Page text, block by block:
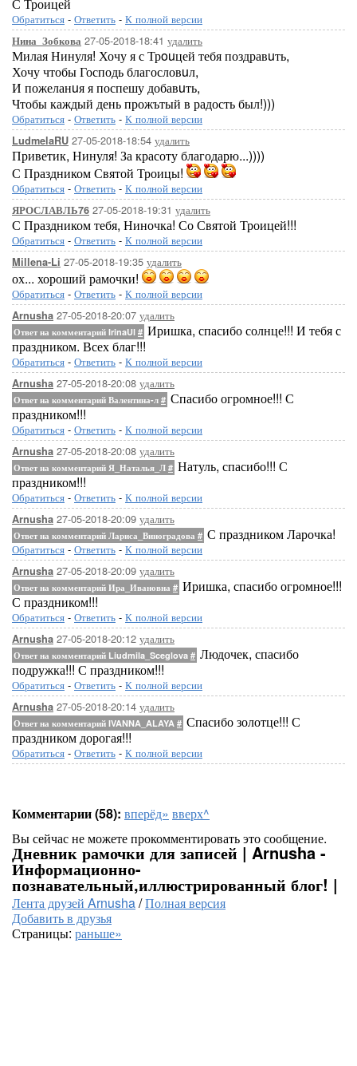
Обратиться - Ответить - К полной версии
Нина_Зобкова 27-05-2018-18:41 удалить
Милая Нинуля! Хочу я с Трouцей тебя поздравuть,
Хочу чтобы Господь благословuл,
И пожеланuя я поспешу добавuть,
Чтобы каждый день прожътый в радость был!)))
Обратиться - Ответить - К полной версии
LudmelaRU 27-05-2018-18:54 удалить
Приветик, Нинуля! За красоту благодарю...))))
С Праздником Святой Троицы!
Обратиться - Ответить - К полной версии
ЯРОСЛАВЛЬ76 27-05-2018-19:31 удалить
С Праздником тебя, Ниночка! Со Святой Троицей!!!
Обратиться - Ответить - К полной версии
Millena-Li 27-05-2018-19:35 удалить
ох... хороший рамочки!
Обратиться - Ответить - К полной версии
Arnusha 27-05-2018-20:07 удалить
Ответ на комментарий IrinaUl # Иришка, спасибо солнце!!! И тебя с
праздником. Всех благ!!!
Обратиться - Ответить - К полной версии
Arnusha 27-05-2018-20:08 удалить
Ответ на комментарий Валентина-л # Спасибо огромное!!! С
праздником!!!
Обратиться - Ответить - К полной версии
Arnusha 27-05-2018-20:08 удалить
Ответ на комментарий Я_Наталья_Л # Натуль, спасибо!!! С
праздником!!!
Обратиться - Ответить - К полной версии
Arnusha 27-05-2018-20:09 удалить
Ответ на комментарий Лариса_Виноградова # С праздником Ларочка!
Обратиться - Ответить - К полной версии
Arnusha 27-05-2018-20:09 удалить
Ответ на комментарий Ира_Ивановна # Иришка, спасибо огромное!!!
С праздником!!!
Обратиться - Ответить - К полной версии
Arnusha 27-05-2018-20:12 удалить
Ответ на комментарий Liudmila_Sceglova # Людочек, спасибо
подружка!!! С праздником!!!
Обратиться - Ответить - К полной версии
Arnusha 27-05-2018-20:14 удалить
Ответ на комментарий IVANNA_ALAYA # Спасибо золотце!!! С
праздником дорогая!!!
Обратиться - Ответить - К полной версии
Комментарии (58): вперёд» вверх^
Вы сейчас не можете прокомментировать это сообщение.
Дневник рамочки для записей | Arnusha -
Информационно-
познавательный,иллюстрированный блог! |
Лента друзей Arnusha/Полная версия
Добавить в друзья
Страницы: раньше»